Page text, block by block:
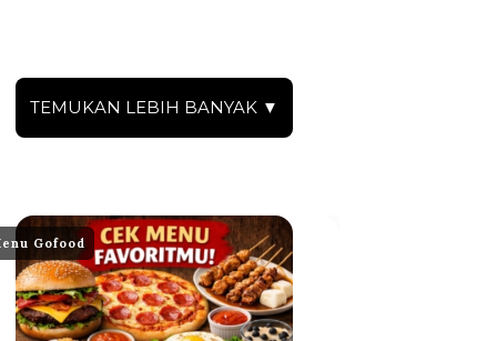
TEMUKAN LEBIH BANYAK ▼
Gofood